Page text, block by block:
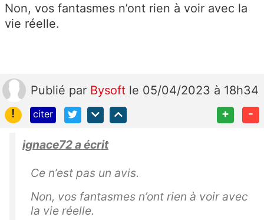
Non, vos fantasmes n’ont rien à voir avec la
vie réelle.
Publié par Bysoft le 05/04/2023 à 18h34
!
citer + -
ignace72 a écrit
Ce n’est pas un avis.
Non, vos fantasmes n’ont rien à voir avec
la vie réelle.